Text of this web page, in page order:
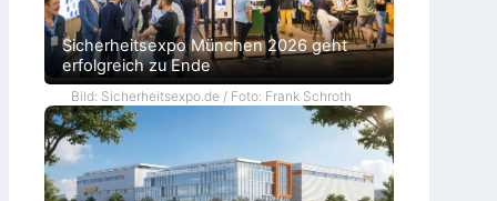
Sicherheitsexpo München 2026 geht
erfolgreich zu Ende
Bild: Sicherheitsexpo.de / Foto: Frank Schroth